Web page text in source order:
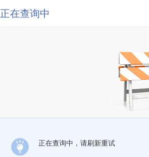
正在查询中
正在查询中，请刷新重试